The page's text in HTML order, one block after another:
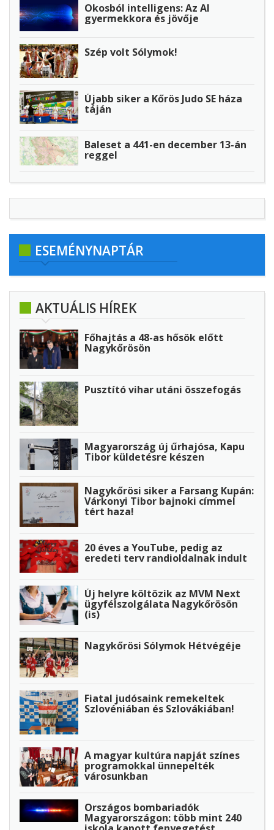
Okosból intelligens: Az AI
gyermekkora és jövője
Szép volt Sólymok!
Újabb siker a Kőrös Judo SE háza
táján
Baleset a 441-en december 13-án
reggel
ESEMÉNYNAPTÁR
AKTUÁLIS HÍREK
Főhajtás a 48-as hősök előtt
Nagykőrösön
Pusztító vihar utáni összefogás
Magyarország új űrhajósa, Kapu
Tibor küldetésre készen
Nagykőrösi siker a Farsang Kupán:
Várkonyi Tibor bajnoki címmel
tért haza!
20 éves a YouTube, pedig az
eredeti terv randioldalnak indult
Új helyre költözik az MVM Next
ügyfélszolgálata Nagykőrösön
(is)
Nagykőrösi Sólymok Hétvégéje
Fiatal judósaink remekeltek
Szlovéniában és Szlovákiában!
A magyar kultúra napját színes
programokkal ünnepelték
városunkban
Országos bombariadók
Magyarországon: több mint 240